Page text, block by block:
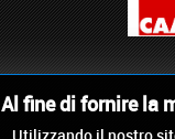
Al fine di fornire la